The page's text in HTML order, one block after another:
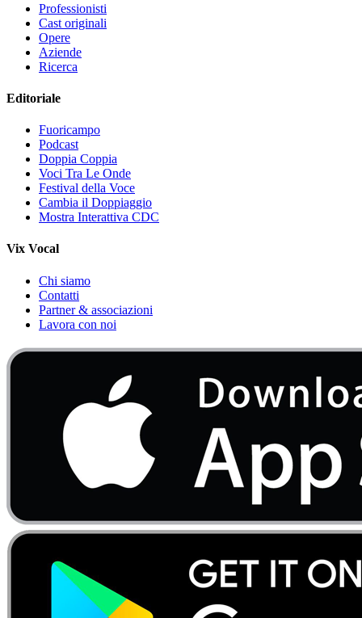
Professionisti
Cast originali
Opere
Aziende
Ricerca
Editoriale
Fuoricampo
Podcast
Doppia Coppia
Voci Tra Le Onde
Festival della Voce
Cambia il Doppiaggio
Mostra Interattiva CDC
Vix Vocal
Chi siamo
Contatti
Partner & associazioni
Lavora con noi